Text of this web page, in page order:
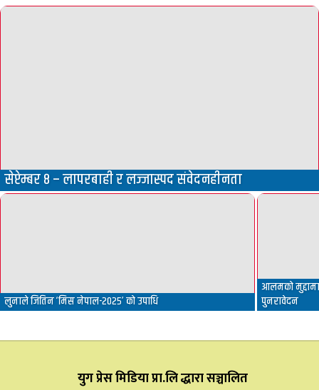
सेप्टेम्बर ८ – लापरबाही र लज्जास्पद संवेदनहीनता
लुनाले जितिन ‘मिस नेपाल-२०२५’ को उपाधि
आलमको
पुनरावेदन
युग प्रेस मिडिया प्रा.लि द्धारा सञ्चालित